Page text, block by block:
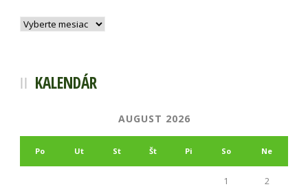
Archív
KALENDÁR
AUGUST 2026
Po Ut St Št Pi So Ne
1 2